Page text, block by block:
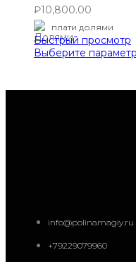
₽10,800.00
плати долями
Быстрый просмотр
Выберите
info@polinamagiy.ru
+79229079960